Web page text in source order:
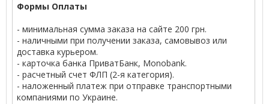
Формы Оплаты
- минимальная сумма заказа на сайте 200 грн.
- наличными при получении заказа, самовывоз или
доставка курьером.
- карточка банка ПриватБанк, Monobank.
- расчетный счет ФЛП (2-я категория).
- наложенный платеж при отправке транспортными
компаниями по Украине.